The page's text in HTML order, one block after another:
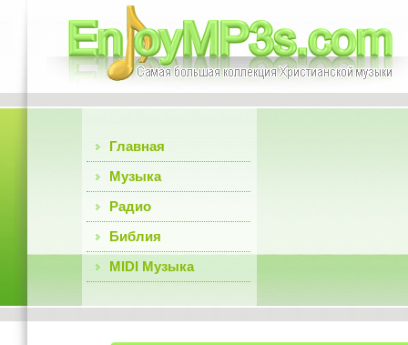
Главная
Музыка
Радио
Библия
MIDI Музыка